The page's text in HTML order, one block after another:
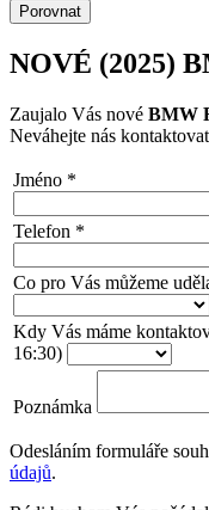
Porovnat
NOVÉ (2025)
Zaujalo Vás nové BMW
Neváhejte nás
Jméno *
Telefon *
Co pro Vás můžeme
Kdy Vás máme
16:30)
Poznámka
Odesláním formuláře
údajů.